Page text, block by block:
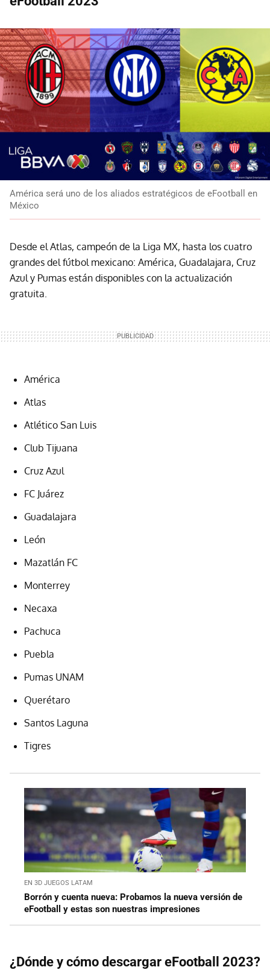
América será uno de los aliados estratégicos de eFootball en
México
Desde el Atlas, campeón de la Liga MX, hasta los cuatro
grandes del fútbol mexicano: América, Guadalajara, Cruz
Azul y Pumas están disponibles con la actualización
gratuita.
América
Atlas
Atlético San Luis
Club Tijuana
Cruz Azul
FC Juárez
Guadalajara
León
Mazatlán FC
Monterrey
Necaxa
Pachuca
Puebla
Pumas UNAM
Querétaro
Santos Laguna
Tigres
EN 3D JUEGOS LATAM
Borrón y cuenta nueva: Probamos la nueva versión de
eFootball y estas son nuestras impresiones
¿Dónde y cómo descargar eFootball 2023?